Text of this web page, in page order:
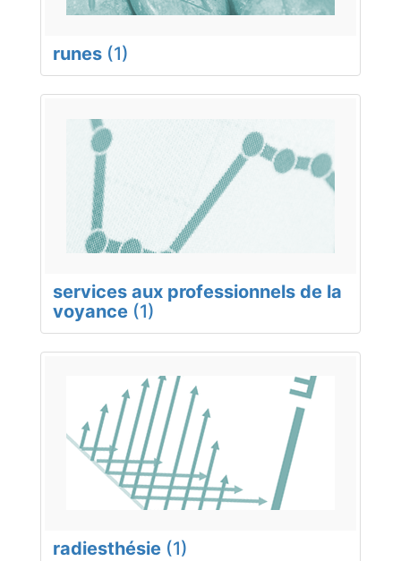
runes (1)
services aux professionnels de la
voyance (1)
radiesthésie (1)